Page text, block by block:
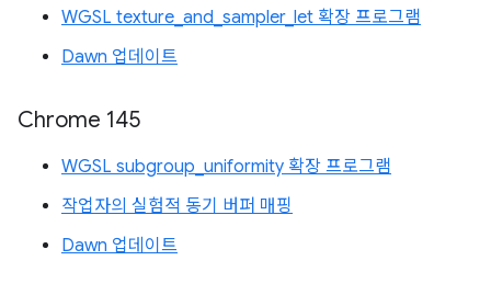
WGSL texture_and_sampler_let 확장 프로그램
Dawn 업데이트
Chrome 145
WGSL subgroup_uniformity 확장 프로그램
작업자의 실험적 동기 버퍼 매핑
Dawn 업데이트